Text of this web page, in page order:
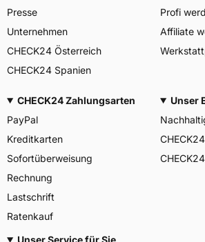
Presse
Unternehmen
CHECK24 Österreich
CHECK24 Spanien
Profi
Affiliate
CHECK24 Zahlungsarten
PayPal
Kreditkarten
Sofortüberweisung
Rechnung
Lastschrift
Ratenkauf
Unser
CHECK24
CHECK24
Unser Service für Sie